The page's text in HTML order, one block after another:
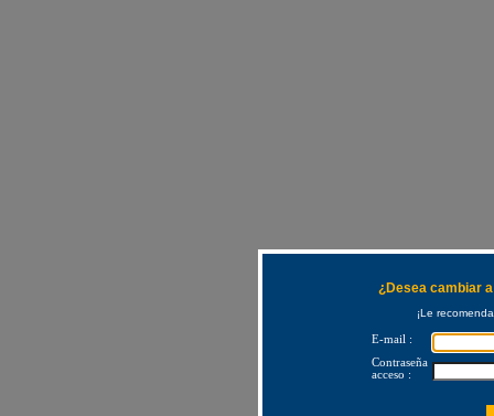
¿Desea cambiar
¡Le
E-mail :
Contraseña
acceso :